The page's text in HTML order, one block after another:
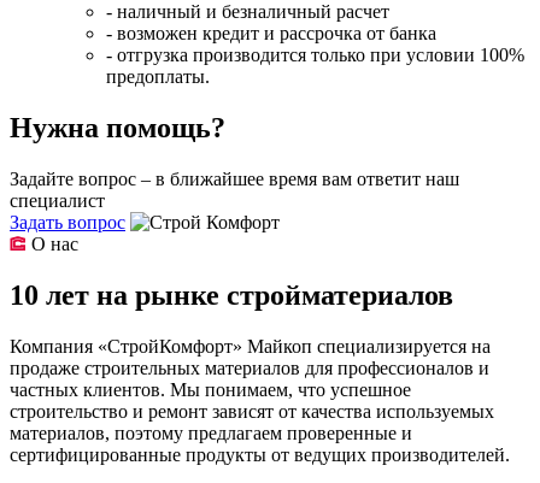
- наличный и безналичный расчет
- возможен кредит и рассрочка от банка
- отгрузка производится только при условии 100%
предоплаты.
Нужна помощь?
Задайте вопрос – в ближайшее время вам ответит наш
специалист
Задать вопрос
О нас
10 лет на рынке стройматериалов
Компания «СтройКомфорт» Майкоп специализируется на
продаже строительных материалов для профессионалов и
частных клиентов. Мы понимаем, что успешное
строительство и ремонт зависят от качества используемых
материалов, поэтому предлагаем проверенные и
сертифицированные продукты от ведущих производителей.